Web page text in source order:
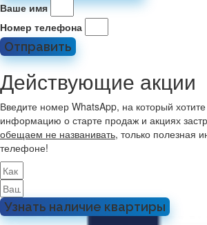
Ваше имя
Номер телефона
Отправить
Действующие акции
Введите номер WhatsApp, на который
информацию о старте продаж и акциях
обещаем не названивать, только полезная
телефоне!
Узнать наличие квартиры